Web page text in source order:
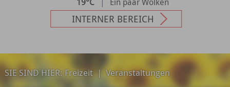
INTERNER BEREICH
SIE SIND HIER:Freizeit| Veranstaltungen